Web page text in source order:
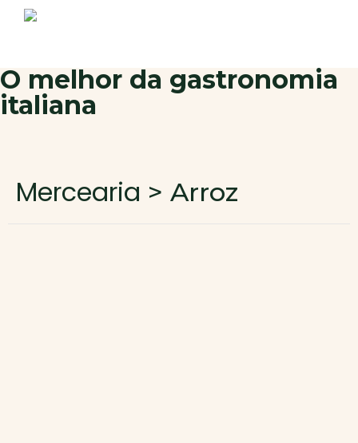
Novo cliente
Área de cliente
O melhor da gastronomia
italiana
Mercearia > Arroz